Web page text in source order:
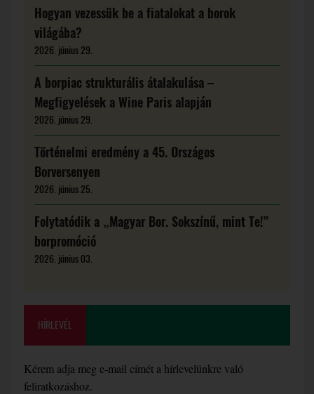
Hogyan vezessük be a fiatalokat a borok
világába?
2026. június 29.
A borpiac strukturális átalakulása –
Megfigyelések a Wine Paris alapján
2026. június 29.
Történelmi eredmény a 45. Országos
Borversenyen
2026. június 25.
Folytatódik a „Magyar Bor. Sokszínű, mint Te!”
borpromóció
2026. június 03.
HÍRLEVÉL
Kérem adja meg e-mail címét a hírlevelünkre való
feliratkozáshoz.